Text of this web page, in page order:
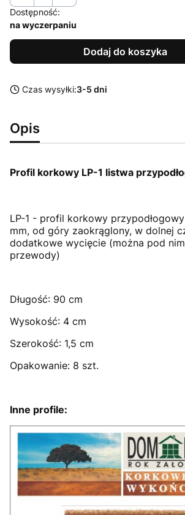
Dostępność:
na wyczerpaniu
Dodaj do koszyka
Czas wysyłki:3-5 dni
Opis
Profil korkowy LP-1 listwa
LP-1 - profil korkowy
mm, od góry zaokrąglony, w dolnej
dodatkowe wycięcie (można pod nim
przewody)
Długość: 90 cm
Wysokość: 4 cm
Szerokość: 1,5 cm
Opakowanie: 8 szt.
Inne profile: